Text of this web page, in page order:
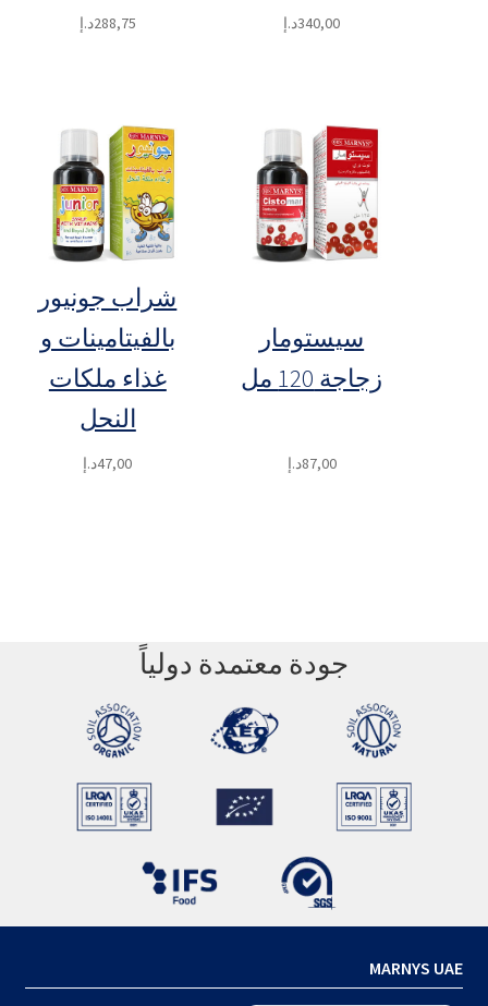
340,00د.إ 288,75د.إ
سيستومار
زجاجة 120 مل
87,00د.إ
شراب جونيور
بالفيتامينات و
غذاء ملكات
النحل
47,00د.إ
جودة معتمدة دولياً
MARNYS UAE